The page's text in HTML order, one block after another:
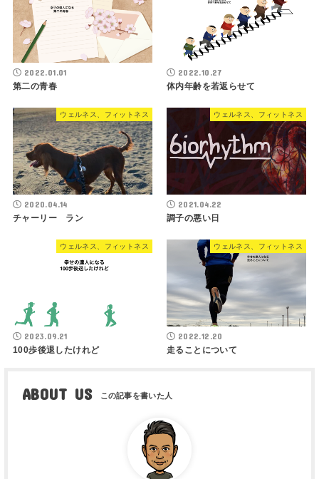
2022.01.01
第二の青春
2022.10.27
体内年齢を若返らせて
ウェルネス、フィットネス
2020.04.14
チャーリー ラン
ウェルネス、フィットネス
2021.04.22
調子の悪い日
ウェルネス、フィットネス
2023.09.21
100歩後退したけれど
ウェルネス、フィットネス
2022.12.20
走ることについて
ABOUT US